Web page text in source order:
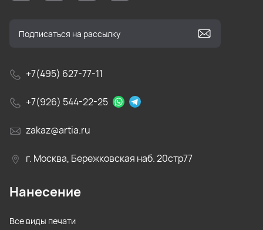
+7(495) 627-77-11
+7(926) 544-22-25
zakaz@artia.ru
г. Москва, Бережковская наб. 20стр77
Нанесение
Все виды печати